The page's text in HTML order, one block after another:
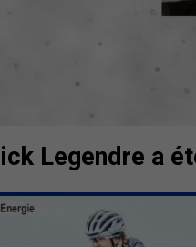
Legendre a